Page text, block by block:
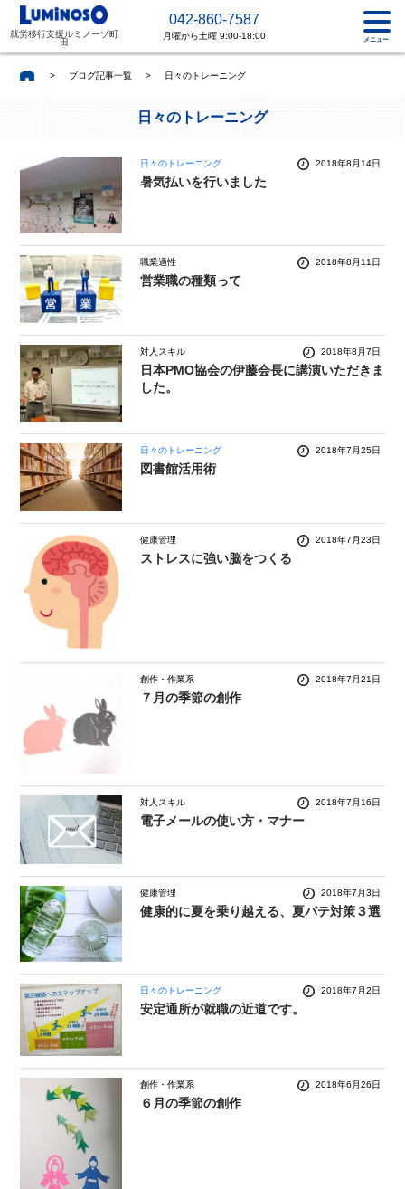
就労移行支援ルミノーゾ町
田
042-860-7587
月曜から土曜 9:00-18:00 メニュー
> ブログ記事一覧 > 日々のトレーニング
日々のトレーニング
日々のトレーニング 2018年8月14日
暑気払いを行いました
職業適性 2018年8月11日
営業職の種類って
対人スキル 2018年8月7日
日本PMO協会の伊藤会長に講演いただきま
した。
日々のトレーニング 2018年7月25日
図書館活用術
健康管理 2018年7月23日
ストレスに強い脳をつくる
創作・作業系 2018年7月21日
７月の季節の創作
対人スキル 2018年7月16日
電子メールの使い方・マナー
健康管理 2018年7月3日
健康的に夏を乗り越える、夏バテ対策３選
日々のトレーニング 2018年7月2日
安定通所が就職の近道です。
創作・作業系 2018年6月26日
６月の季節の創作